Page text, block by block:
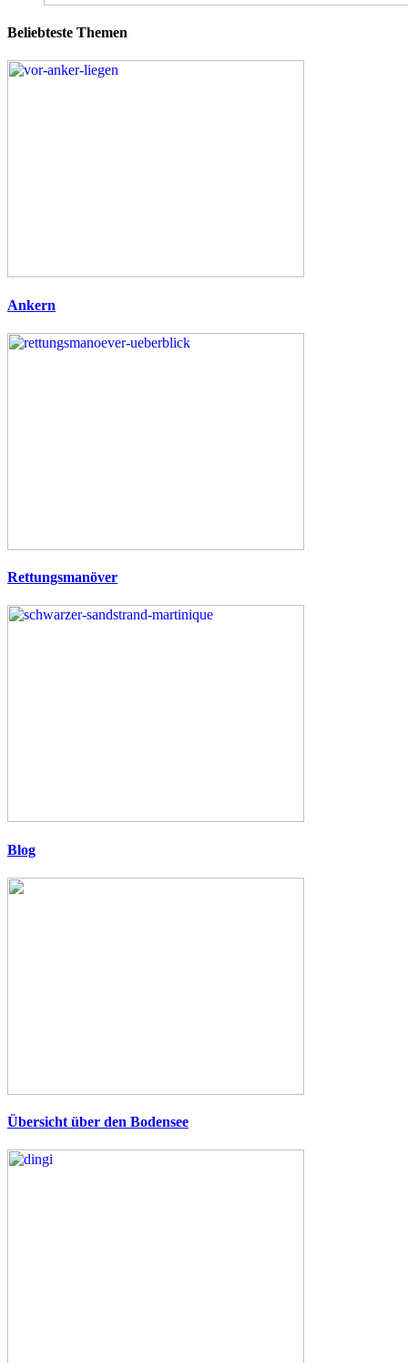
Beliebteste Themen
Ankern
Rettungsmanöver
Blog
Übersicht über den Bodensee